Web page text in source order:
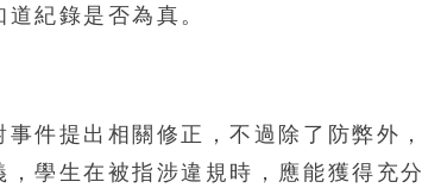
紀錄是否為真。
件提出相關修正，不過除了防弊外，
學生在被指涉違規時，應能獲得充分